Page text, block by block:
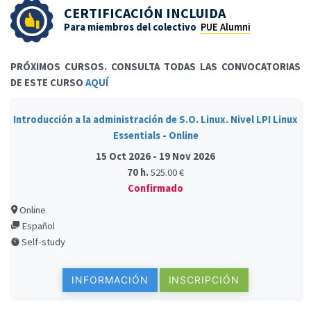
CERTIFICACIÓN INCLUIDA
Para miembros del colectivo PUE Alumni
PRÓXIMOS CURSOS. CONSULTA TODAS LAS CONVOCATORIAS
DE ESTE CURSO AQUÍ
Introducción a la administración de S.O. Linux. Nivel LPI Linux
Essentials - Online
15 Oct 2026 - 19 Nov 2026
70 h.525.00 €
Confirmado
Online
Español
Self-study
INFORMACIÓN INSCRIPCIÓN